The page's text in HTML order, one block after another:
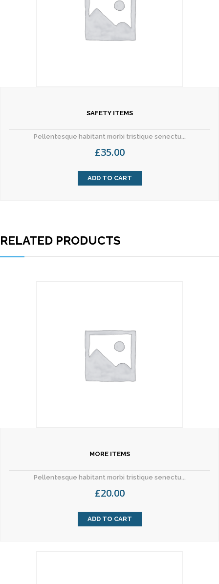
SAFETY ITEMS
Pellentesque habitant morbi tristique senectu...
£35.00
ADD TO CART
RELATED PRODUCTS
MORE ITEMS
Pellentesque habitant morbi tristique senectu...
£20.00
ADD TO CART